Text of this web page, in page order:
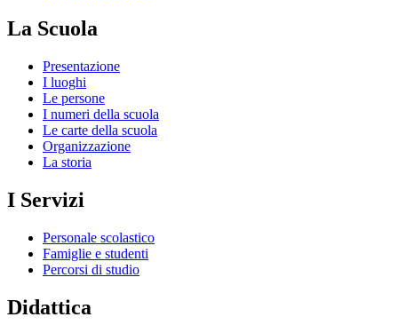
La Scuola
Presentazione
I luoghi
Le persone
I numeri della scuola
Le carte della scuola
Organizzazione
La storia
I Servizi
Personale scolastico
Famiglie e studenti
Percorsi di studio
Didattica